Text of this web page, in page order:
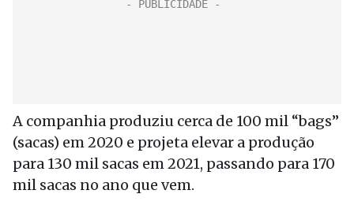
A companhia produziu cerca de 100 mil “bags”
(sacas) em 2020 e projeta elevar a produção
para 130 mil sacas em 2021, passando para 170
mil sacas no ano que vem.